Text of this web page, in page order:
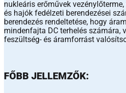
nukleáris erőművek
és hajók fedélzeti berendezései
berendezés rendeltetése, hogy
mindenfajta DC terhelés számára,
feszültség- és áramforrást
FŐBB JELLEMZŐK: